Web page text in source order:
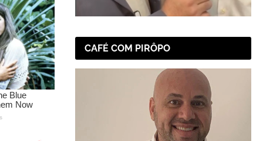
CAFÉ COM PIRÔPO